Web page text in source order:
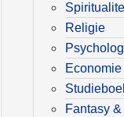
Religie
Fantasy